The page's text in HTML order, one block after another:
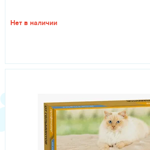
Нет в наличии